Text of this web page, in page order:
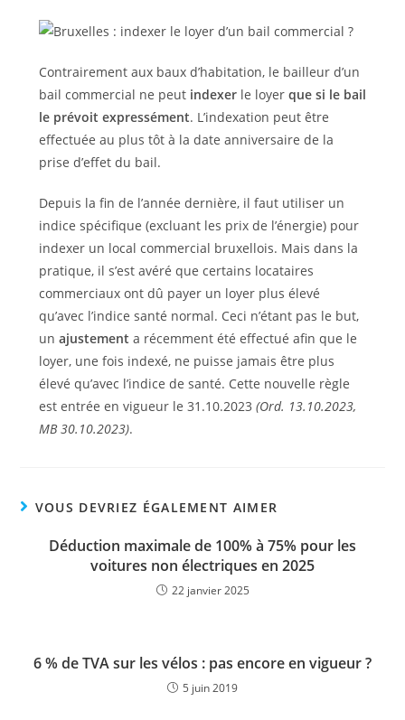
Contrairement aux baux d’habitation, le bailleur d’un
bail commercial ne peut indexerle loyer que si le bail
le prévoit expressément. L’indexation peut être
effectuée au plus tôt à la date anniversaire de la
prise d’effet du bail.
Depuis la fin de l’année dernière, il faut utiliser un
indice spécifique (excluant les prix de l’énergie) pour
indexer un local commercial bruxellois. Mais dans la
pratique, il s’est avéré que certains locataires
commerciaux ont dû payer un loyer plus élevé
qu’avec l’indice santé normal. Ceci n’étant pas le but,
un ajustement a récemment été effectué afin que le
loyer, une fois indexé, ne puisse jamais être plus
élevé qu’avec l’indice de santé. Cette nouvelle règle
est entrée en vigueur le 31.10.2023 (Ord. 13.10.2023,
MB 30.10.2023).
VOUS DEVRIEZ ÉGALEMENT AIMER
Déduction maximale de 100% à 75% pour les
voitures non électriques en 2025
22 janvier 2025
6 % de TVA sur les vélos : pas encore en vigueur ?
5 juin 2019